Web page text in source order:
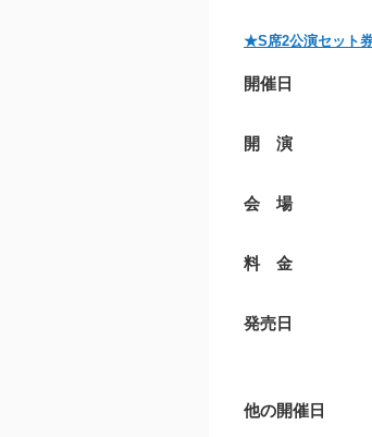
★S席2公演セット
開催日
開 演
会 場
料 金
発売日
他の開催日